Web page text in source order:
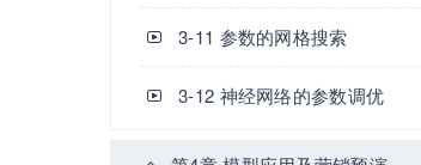
3-11 参数的网格搜索
3-12 神经网络的参数调优